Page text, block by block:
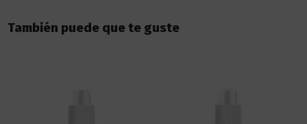
También puede que te guste